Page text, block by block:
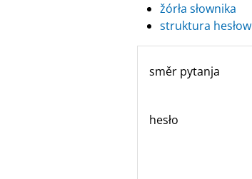
žórła słownika
struktura hesłow
směr pytanja
hesło